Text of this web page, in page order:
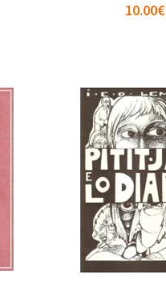
10.00€